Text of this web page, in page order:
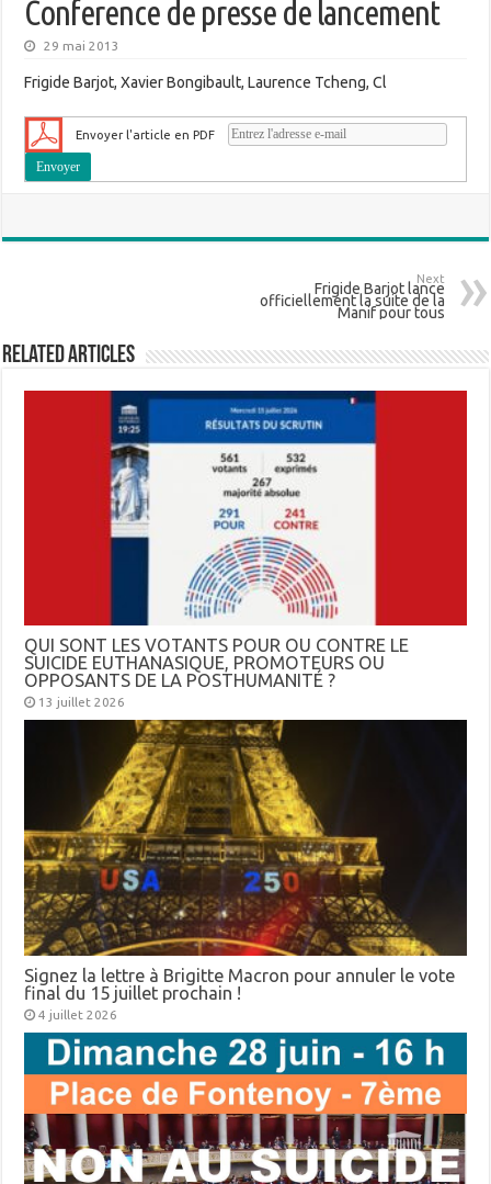
Conference de presse de lancement
29 mai 2013
Frigide Barjot, Xavier Bongibault, Laurence Tcheng, Cl
Envoyer l'article en PDF
Next
Frigide Barjot lance
officiellement la suite de la
Manif pour tous
Related Articles
QUI SONT LES VOTANTS POUR OU CONTRE LE
SUICIDE EUTHANASIQUE, PROMOTEURS OU
OPPOSANTS DE LA POSTHUMANITÉ ?
13 juillet 2026
Signez la lettre à Brigitte Macron pour annuler le vote
final du 15 juillet prochain !
4 juillet 2026